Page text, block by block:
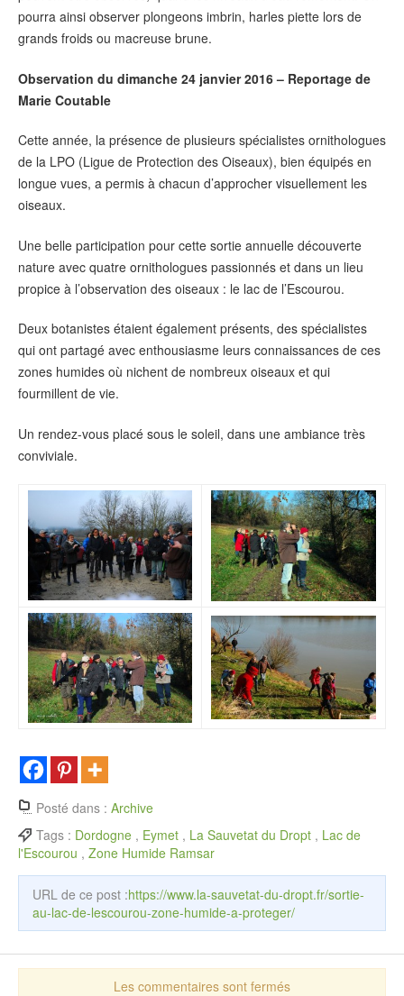
pourra ainsi observer plongeons imbrin, harles piette lors de
grands froids ou macreuse brune.
Observation du dimanche 24 janvier 2016 – Reportage de
Marie Coutable
Cette année, la présence de plusieurs spécialistes ornithologues
de la LPO (Ligue de Protection des Oiseaux), bien équipés en
longue vues, a permis à chacun d’approcher visuellement les
oiseaux.
Une belle participation pour cette sortie annuelle découverte
nature avec quatre ornithologues passionnés et dans un lieu
propice à l’observation des oiseaux : le lac de l’Escourou.
Deux botanistes étaient également présents, des spécialistes
qui ont partagé avec enthousiasme leurs connaissances de ces
zones humides où nichent de nombreux oiseaux et qui
fourmillent de vie.
Un rendez-vous placé sous le soleil, dans une ambiance très
conviviale.
Posté dans : Archive
Tags : Dordogne , Eymet , La Sauvetat du Dropt , Lac de
l'Escourou , Zone Humide Ramsar
URL de ce post :https://www.la-sauvetat-du-dropt.fr/sortie-
au-lac-de-lescourou-zone-humide-a-proteger/
Les commentaires sont fermés